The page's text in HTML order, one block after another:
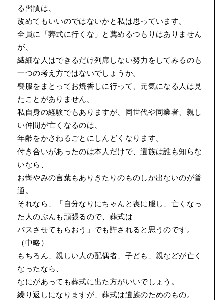
る習慣は、
改めてもいいのではないかと私は思っています。
全員に「葬式に行くな」と薦めるつもりはありません
が、
繊細な人はできるだけ列席しない努力をしてみるのも
一つの考え方ではないでしょうか。
喪服をまとってお焼香しに行って、元気になる人は見
たことがありません。
私自身の経験でもありますが、同世代や同業者、親し
い仲間が亡くなるのは、
年齢をかさねるごとにしんどくなります。
付き合いがあったのは本人だけで、遺族は誰も知らな
いなら、
お悔やみの言葉もありきたりのものしか出ないのが普
通。
それなら、「自分なりにちゃんと喪に服し、亡くなっ
た人のぶんも頑張るので、葬式は
パスさせてもらおう」でも許されると思うのです。
（中略）
もちろん、親しい人の配偶者、子ども、親などが亡く
なったなら、
なにがあっても葬式に出た方がいいでしょう。
繰り返しになりますが、葬式は遺族のためのもの。